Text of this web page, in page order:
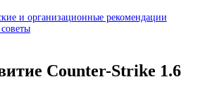
и организационные рекомендации
Counter-Strike 1.6